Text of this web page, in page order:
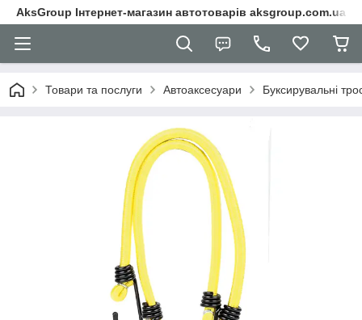
AksGroup Інтернет-магазин автотоварів aksgroup.com.ua
Товари та послуги Автоаксесуари Буксирувальні